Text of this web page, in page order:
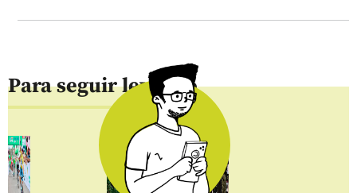
Para seguir leyendo